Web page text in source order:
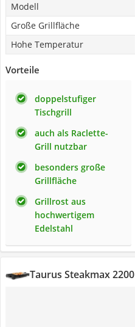
Modell
Große Grillfläche
Hohe Temperatur
Vorteile
doppelstufiger
Tischgrill
auch als Raclette-
Grill nutzbar
besonders große
Grillfläche
Grillrost aus
hochwertigem
Edelstahl
Taurus Steakmax 2200